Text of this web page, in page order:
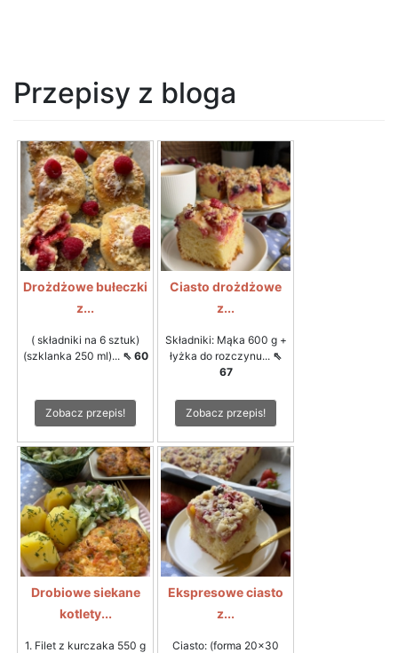
Przepisy z bloga
Drożdżowe bułeczki
z...
( składniki na 6 sztuk)
(szklanka 250 ml)... ⇖ 60
Zobacz przepis!
Ciasto drożdżowe
z...
Składniki: Mąka 600 g +
łyżka do rozczynu... ⇖
67
Zobacz przepis!
Drobiowe siekane
kotlety...
1. Filet z kurczaka 550 g
Ekspresowe ciasto
z...
Ciasto: (forma 20x30